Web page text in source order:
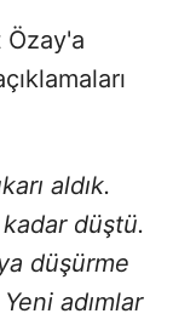
aldık.
düştü.
düşürme
adımlar